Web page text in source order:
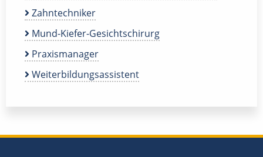
Zahntechniker
Mund-Kiefer-Gesichtschirurg
Praxismanager
Weiterbildungsassistent